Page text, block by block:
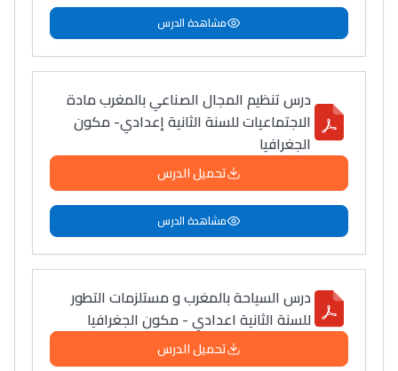
مشاهدة الدرس
درس تنظيم المجال الصناعي بالمغرب مادة
الاجتماعيات للسنة الثانية إعدادي- مكون
الجغرافيا
تحميل الدرس
مشاهدة الدرس
درس السياحة بالمغرب و مستلزمات التطور
للسنة الثانية اعدادي - مكون الجغرافيا
تحميل الدرس